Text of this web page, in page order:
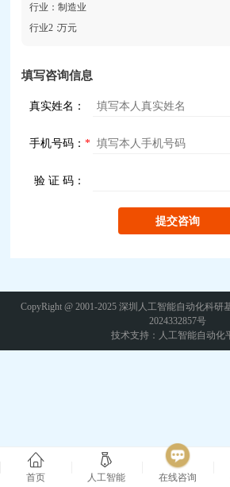
行业：制造业
行业2：万元
填写咨询信息
真实姓名：
手机号码：*
验 证 码：
CopyRight @ 2001-2025 深圳人工智能自动化
2024332857号
技术支持： 人工智能自动化
首页 人工智能 在线咨询